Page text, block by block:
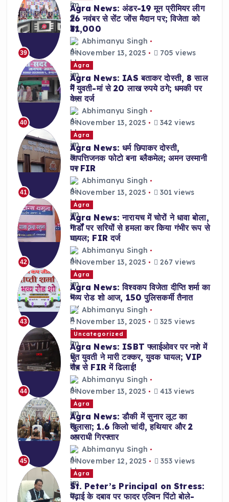
39
Agra News: अंडर-19 मून प्रीमियर लीग
26 नवंबर से सेंट जोंस मैदान पर; विजेता को
₹31,000
Abhimanyu Singh
November 13, 2025
705 views
40
Agra
Agra News: IAS बताकर दोस्ती, 8 साल
में युवती-मां से 20 लाख रुपये ठगे; धमकी पर
केस दर्ज
Abhimanyu Singh
November 13, 2025
342 views
41
Agra
Agra News: धर्म छिपाकर दोस्ती,
आपत्तिजनक फोटो बना ब्लैकमेल; अमन उस्मानी
पर FIR
Abhimanyu Singh
November 13, 2025
301 views
42
Agra
Agra News: नारायच में चोरों ने धावा बोला,
गार्डों पर सरियों से हमला कर किया गंभीर रूप से
घायल; FIR दर्ज
Abhimanyu Singh
November 13, 2025
267 views
43
Agra
Agra News: विश्वकप विजेता दीप्ति शर्मा का
भव्य रोड शो आज, 150 पुलिसकर्मी तैनात
Abhimanyu Singh
November 13, 2025
325 views
44
Uncategorized
Agra News: ISBT फ्लाईओवर पर नशे में
धुत युवती ने मारी टक्कर, युवक घायल; VIP
रौब से FIR में ढिलाई!
Abhimanyu Singh
November 13, 2025
413 views
45
Agra
Agra News: डौकी में सुनार लूट का
खुलासा; 1.6 किलो चांदी, हथियार और 2
अपराधी गिरफ्तार
Abhimanyu Singh
November 12, 2025
353 views
Agra
St. Peter’s Principal on Stress:
पढ़ाई के दबाव पर फादर एल्विन पिंटो बोले-